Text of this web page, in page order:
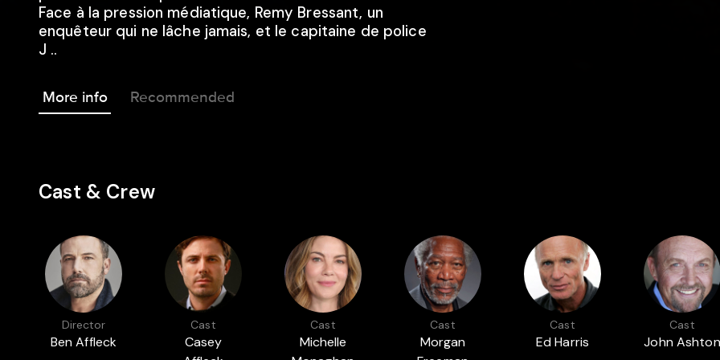
Face à la pression médiatique, Remy Bressant, un
enquêteur qui ne lâche jamais, et le capitaine de police
J ..
More info Recommended
Cast & Crew
Director
Ben Affleck
Cast
Casey
Cast
Michelle
Cast
Morgan
Cast
Ed Harris
Cast
John Ashton